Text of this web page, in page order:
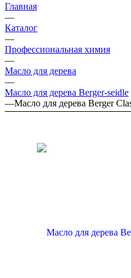
Главная
—
Каталог
—
Профессиональная химия
—
Масло для дерева
—
Масло для дерева Berger-seidle
—Масло для дерева Berger